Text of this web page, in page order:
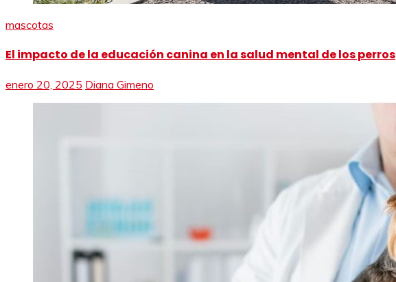
mascotas
El impacto de la educación canina en la salud mental de los perros
enero 20, 2025 Diana Gimeno